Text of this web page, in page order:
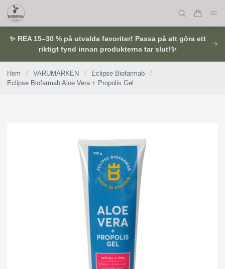
✨ REA 15–30 % på utvalda favoriter! Passa på att göra ett
riktigt fynd innan produkterna tar slut!✨
Hem / VARUMÄRKEN / Eclipse Biofarmab
/
Eclipse Biofarmab Aloe Vera + Propolis Gel